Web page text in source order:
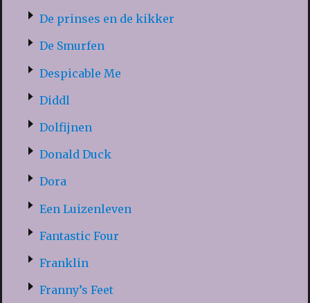
De prinses en de kikker
De Smurfen
Despicable Me
Diddl
Dolfijnen
Donald Duck
Dora
Een Luizenleven
Fantastic Four
Franklin
Franny’s Feet